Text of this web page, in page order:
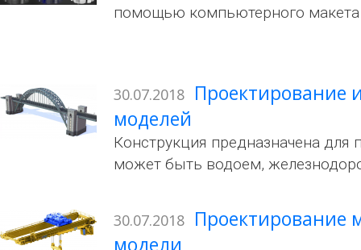
помощью компьютерного
30.07.2018 Проектирование
моделей
Конструкция предназначена
может быть водоем,
30.07.2018 Проектирование
модели